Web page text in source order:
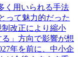
く用いられる手法
って魅力的だった
改正により縮小
」方向で影響が想
年を前に、中小企